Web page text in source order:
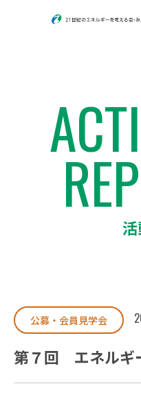
公募・会員見学会
第７回 エネルギ